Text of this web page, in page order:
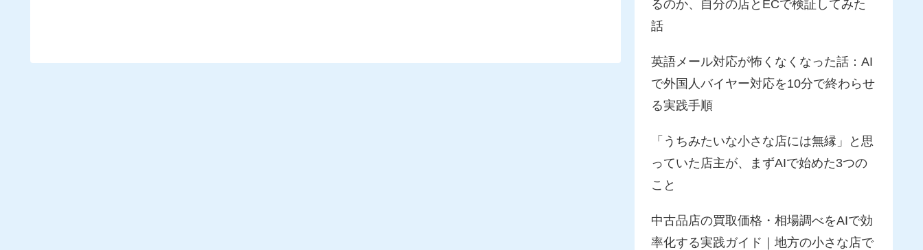
るのか、自分の店とECで検証してみた
話
英語メール対応が怖くなくなった話：AI
で外国人バイヤー対応を10分で終わらせ
る実践手順
「うちみたいな小さな店には無縁」と思
っていた店主が、まずAIで始めた3つの
こと
中古品店の買取価格・相場調べをAIで効
率化する実践ガイド｜地方の小さな店で